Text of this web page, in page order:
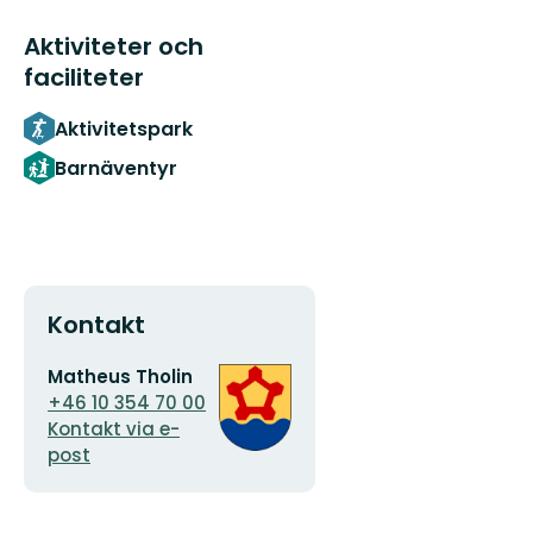
Aktiviteter och
faciliteter
Aktivitetspark
Barnäventyr
Kontakt
E-
postadress
Matheus Tholin
+46 10 354 70 00
Kontakt via e-
post
Organisationens
logotyp